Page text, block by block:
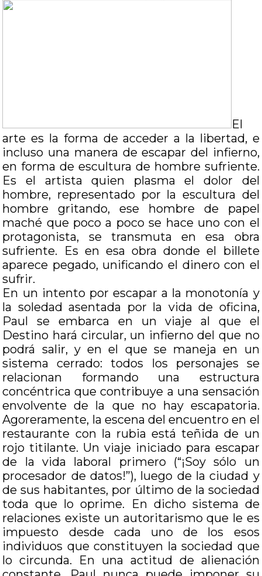
El
arte es la forma de acceder a la libertad, e
incluso una manera de escapar del infierno,
en forma de escultura de hombre sufriente.
Es el artista quien plasma el dolor del
hombre, representado por la escultura del
hombre gritando, ese hombre de papel
maché que poco a poco se hace uno con el
protagonista, se transmuta en esa obra
sufriente. Es en esa obra donde el billete
aparece pegado, unificando el dinero con el
sufrir.
En un intento por escapar a la monotonía y
la soledad asentada por la vida de oficina,
Paul se embarca en un viaje al que el
Destino hará circular, un infierno del que no
podrá salir, y en el que se maneja en un
sistema cerrado: todos los personajes se
relacionan formando una estructura
concéntrica que contribuye a una sensación
envolvente de la que no hay escapatoria.
Agoreramente, la escena del encuentro en el
restaurante con la rubia está teñida de un
rojo titilante. Un viaje iniciado para escapar
de la vida laboral primero (“¡Soy sólo un
procesador de datos!”), luego de la ciudad y
de sus habitantes, por último de la sociedad
toda que lo oprime. En dicho sistema de
relaciones existe un autoritarismo que le es
impuesto desde cada uno de los esos
individuos que constituyen la sociedad que
lo circunda. En una actitud de alienación